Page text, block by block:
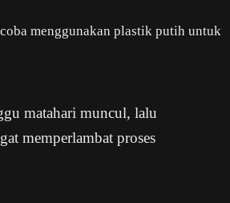
menggunakan plastik putih untuk
matahari muncul, lalu
memperlambat proses